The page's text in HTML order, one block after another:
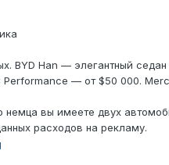
BYD Han — элегантный
— от $50 000.
немца вы имеете двух
расходов на рекламу.